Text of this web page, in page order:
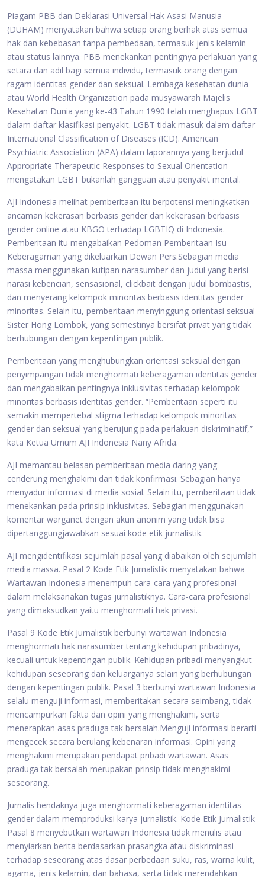
Piagam PBB dan Deklarasi Universal Hak Asasi Manusia
(DUHAM) menyatakan bahwa setiap orang berhak atas semua
hak dan kebebasan tanpa pembedaan, termasuk jenis kelamin
atau status lainnya. PBB menekankan pentingnya perlakuan yang
setara dan adil bagi semua individu, termasuk orang dengan
ragam identitas gender dan seksual. Lembaga kesehatan dunia
atau World Health Organization pada musyawarah Majelis
Kesehatan Dunia yang ke-43 Tahun 1990 telah menghapus LGBT
dalam daftar klasifikasi penyakit. LGBT tidak masuk dalam daftar
International Classification of Diseases (ICD). American
Psychiatric Association (APA) dalam laporannya yang berjudul
Appropriate Therapeutic Responses to Sexual Orientation
mengatakan LGBT bukanlah gangguan atau penyakit mental.
AJI Indonesia melihat pemberitaan itu berpotensi meningkatkan
ancaman kekerasan berbasis gender dan kekerasan berbasis
gender online atau KBGO terhadap LGBTIQ di Indonesia.
Pemberitaan itu mengabaikan Pedoman Pemberitaan Isu
Keberagaman yang dikeluarkan Dewan Pers.Sebagian media
massa menggunakan kutipan narasumber dan judul yang berisi
narasi kebencian, sensasional, clickbait dengan judul bombastis,
dan menyerang kelompok minoritas berbasis identitas gender
minoritas. Selain itu, pemberitaan menyinggung orientasi seksual
Sister Hong Lombok, yang semestinya bersifat privat yang tidak
berhubungan dengan kepentingan publik.
Pemberitaan yang menghubungkan orientasi seksual dengan
penyimpangan tidak menghormati keberagaman identitas gender
dan mengabaikan pentingnya inklusivitas terhadap kelompok
minoritas berbasis identitas gender. “Pemberitaan seperti itu
semakin mempertebal stigma terhadap kelompok minoritas
gender dan seksual yang berujung pada perlakuan diskriminatif,”
kata Ketua Umum AJI Indonesia Nany Afrida.
AJI memantau belasan pemberitaan media daring yang
cenderung menghakimi dan tidak konfirmasi. Sebagian hanya
menyadur informasi di media sosial. Selain itu, pemberitaan tidak
menekankan pada prinsip inklusivitas. Sebagian menggunakan
komentar warganet dengan akun anonim yang tidak bisa
dipertanggungjawabkan sesuai kode etik jurnalistik.
AJI mengidentifikasi sejumlah pasal yang diabaikan oleh sejumlah
media massa. Pasal 2 Kode Etik Jurnalistik menyatakan bahwa
Wartawan Indonesia menempuh cara-cara yang profesional
dalam melaksanakan tugas jurnalistiknya. Cara-cara profesional
yang dimaksudkan yaitu menghormati hak privasi.
Pasal 9 Kode Etik Jurnalistik berbunyi wartawan Indonesia
menghormati hak narasumber tentang kehidupan pribadinya,
kecuali untuk kepentingan publik. Kehidupan pribadi menyangkut
kehidupan seseorang dan keluarganya selain yang berhubungan
dengan kepentingan publik. Pasal 3 berbunyi wartawan Indonesia
selalu menguji informasi, memberitakan secara seimbang, tidak
mencampurkan fakta dan opini yang menghakimi, serta
menerapkan asas praduga tak bersalah.Menguji informasi berarti
mengecek secara berulang kebenaran informasi. Opini yang
menghakimi merupakan pendapat pribadi wartawan. Asas
praduga tak bersalah merupakan prinsip tidak menghakimi
seseorang.
Jurnalis hendaknya juga menghormati keberagaman identitas
gender dalam memproduksi karya jurnalistik. Kode Etik Jurnalistik
Pasal 8 menyebutkan wartawan Indonesia tidak menulis atau
menyiarkan berita berdasarkan prasangka atau diskriminasi
terhadap seseorang atas dasar perbedaan suku, ras, warna kulit,
agama, jenis kelamin, dan bahasa, serta tidak merendahkan